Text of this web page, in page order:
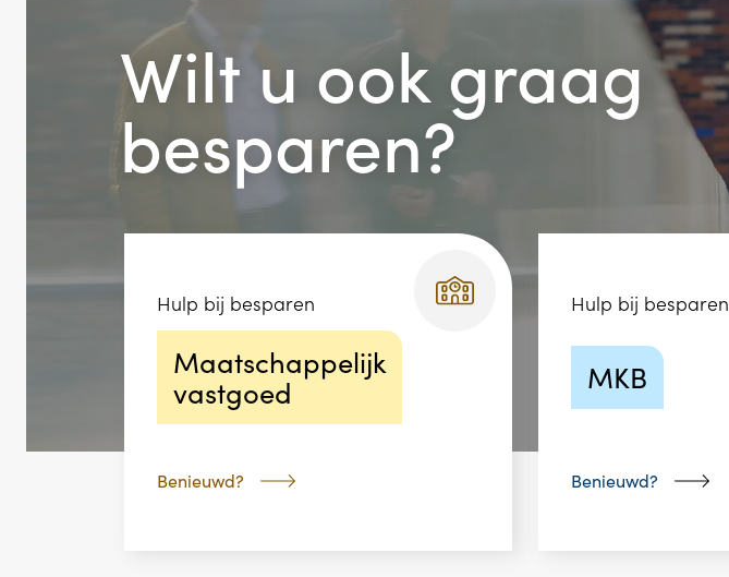
Wilt u ook graag
besparen?
Hulp bij besparen
Maatschappelijk
vastgoed
Benieuwd?
Hulp bij besparen
MKB
Benieuwd?